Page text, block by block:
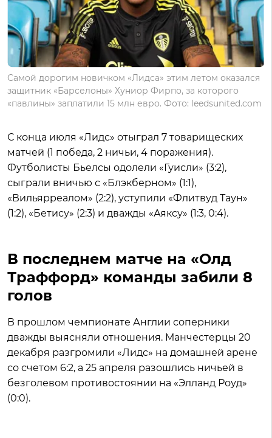
Самой дорогим новичком «Лидса» этим летом оказался
защитник «Барселоны» Хуниор Фирпо, за которого
«павлины» заплатили 15 млн евро. Фото: leedsunited.com
С конца июля «Лидс» отыграл 7 товарищеских
матчей (1 победа, 2 ничьи, 4 поражения).
Футболисты Бьелсы одолели «Гуисли» (3:2),
сыграли вничью с «Блэкберном» (1:1),
«Вильярреалом» (2:2), уступили «Флитвуд Таун»
(1:2), «Бетису» (2:3) и дважды «Аяксу» (1:3, 0:4).
В последнем матче на «Олд
Траффорд» команды забили 8
голов
В прошлом чемпионате Англии соперники
дважды выясняли отношения. Манчестерцы 20
декабря разгромили «Лидс» на домашней арене
со счетом 6:2, а 25 апреля разошлись ничьей в
безголевом противостоянии на «Элланд Роуд»
(0:0).